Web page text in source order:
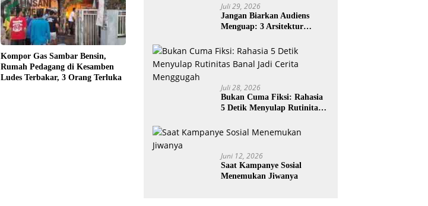
Kompor Gas Sambar Bensin,
Rumah Pedagang di Kesamben
Ludes Terbakar, 3 Orang Terluka
Juli 29, 2026
Jangan Biarkan Audiens
Menguap: 3 Arsitektur
Perhatian
Juli 28, 2026
Bukan Cuma Fiksi: Rahasia
5 Detik Menyulap Rutinitas
Menggugah
Juni 12, 2026
Saat Kampanye Sosial
Menemukan Jiwanya